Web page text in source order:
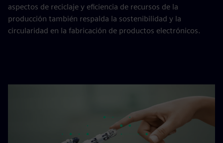
aspectos de reciclaje y eficiencia de recursos de la
producción también respalda la sostenibilidad y la
circularidad en la fabricación de productos electrónicos.